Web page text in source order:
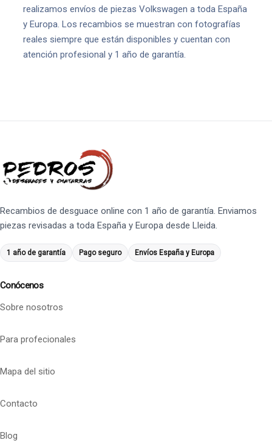
realizamos envíos de piezas Volkswagen a toda España
y Europa. Los recambios se muestran con fotografías
reales siempre que están disponibles y cuentan con
atención profesional y 1 año de garantía.
Recambios de desguace online con 1 año de garantía. Enviamos
piezas revisadas a toda España y Europa desde Lleida.
1 año de garantía Pago seguro Envíos España y Europa
Conócenos
Sobre nosotros
Para profecionales
Mapa del sitio
Contacto
Blog